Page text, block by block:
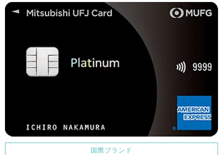
国際ブランド